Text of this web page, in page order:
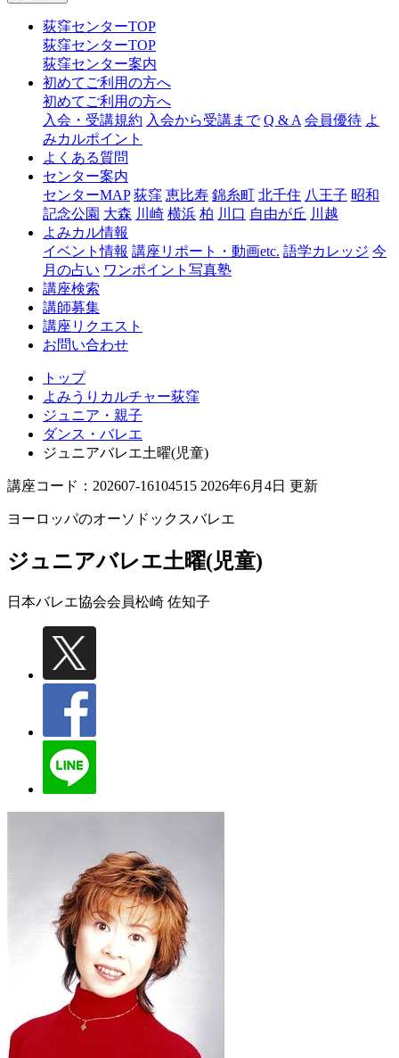
ャ
窪
荻窪センターTOP
荻窪センターTOP
荻窪センター案内
初めてご利用の方へ
初めてご利用の方へ
入会・受講規約 入会から受講まで Q & A 会員優待 よ
みカルポイント
よくある質問
センター案内
センターMAP 荻窪 恵比寿 錦糸町 北千住 八王子 昭和
記念公園 大森 川崎 横浜 柏 川口 自由が丘 川越
よみカル情報
イベント情報 講座リポート・動画etc. 語学カレッジ 今
月の占い ワンポイント写真塾
講座検索
講師募集
講座リクエスト
お問い合わせ
トップ
よみうりカルチャー荻窪
ジュニア・親子
ダンス・バレエ
ジュニアバレエ土曜(児童)
講座コード：202607-16104515 2026年6月4日 更新
ヨーロッパのオーソドックスバレエ
ジュニアバレエ土曜(児童)
日本バレエ協会会員松崎 佐知子